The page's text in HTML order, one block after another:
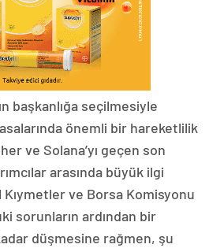
başkanlığa seçilmesiyle
önemli bir hareketlilik
ve Solana’yı geçen son
arasında büyük ilgi
Kıymetler ve Borsa Komisyonu
sorunların ardından bir
düşmesine rağmen, şu